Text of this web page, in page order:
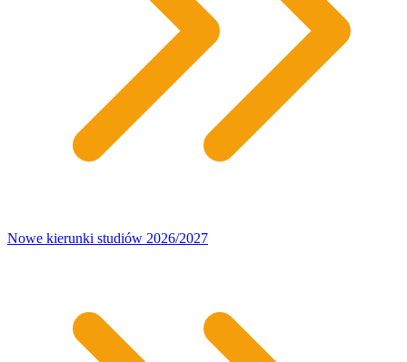
Nowe kierunki studiów 2026/2027